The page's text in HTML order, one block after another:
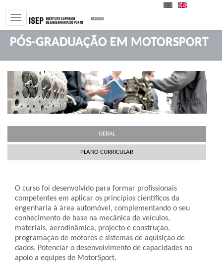
PT
PÓS-GRADUAÇÃO EM MOTORSPORT
GERAL
PLANO CURRICULAR
O curso foi desenvolvido para formar profissionais
competentes em aplicar os princípios científicos da
engenharia à área automóvel, complementando o seu
conhecimento de base na mecânica de veículos,
materiais, aerodinâmica, projecto e construção,
programação de motores e sistemas de aquisição de
dados. Potenciar o desenvolvimento de capacidades no
apoio a equipes de MotorSport.